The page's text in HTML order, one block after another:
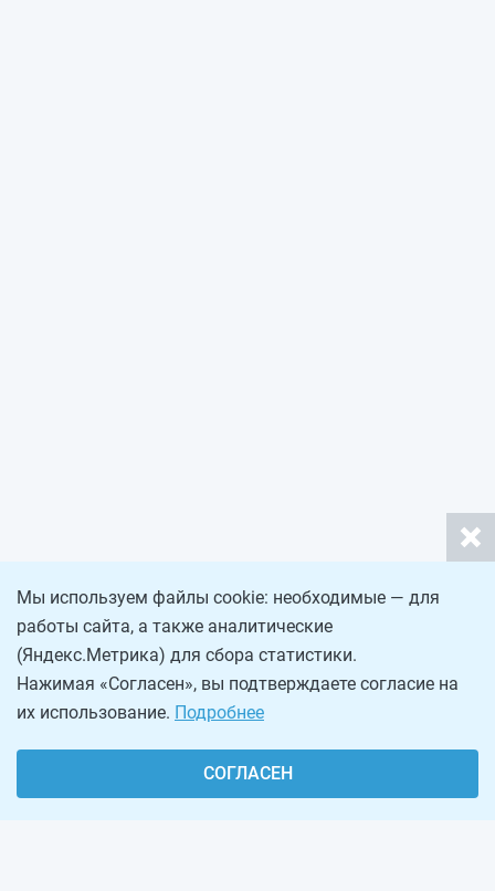
Мы используем файлы cookie: необходимые — для
работы сайта, а также аналитические
(Яндекс.Метрика) для сбора статистики.
Нажимая «Согласен», вы подтверждаете согласие на
их использование. Подробнее
СОГЛАСЕН